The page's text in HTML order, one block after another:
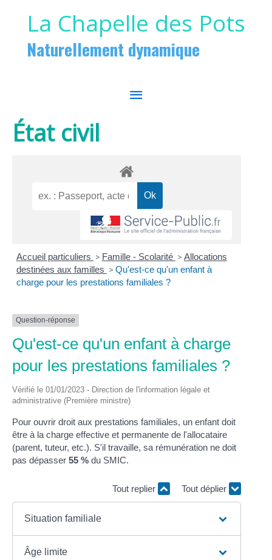
La Chapelle des Pots
Naturellement dynamique
MENU
État civil
Accueil particuliers > Famille - Scolarité > Allocations
destinées aux familles > Qu'est-ce qu'un enfant à
charge pour les prestations familiales ?
Question-réponse
Qu'est-ce qu'un enfant à charge
pour les prestations familiales ?
Vérifié le 01/01/2023 - Direction de l'information légale et
administrative (Première ministre)
Pour ouvrir droit aux prestations familiales, un enfant doit
être à la charge effective et permanente de l'allocataire
(parent, tuteur, etc.). S'il travaille, sa rémunération ne doit
pas dépasser55 % du SMIC.
Tout replier Tout déplier
Situation familiale
Âge limite